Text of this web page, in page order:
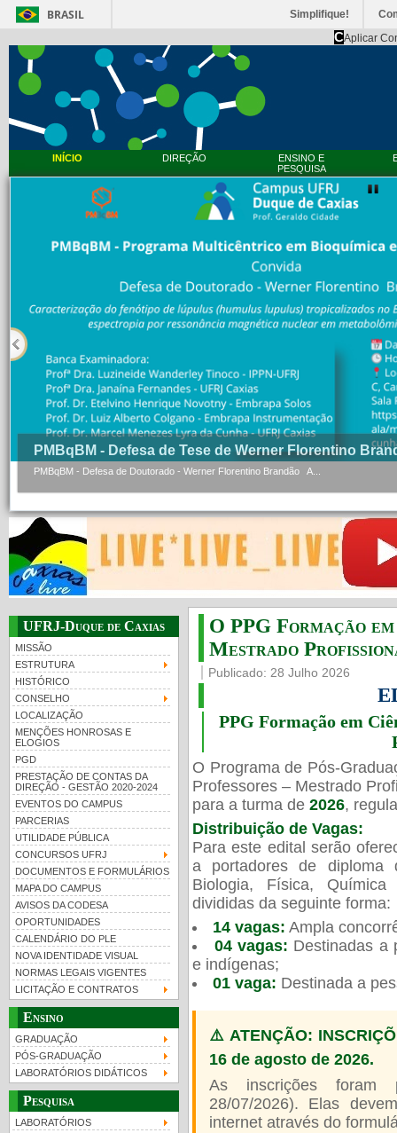
BRASIL Simplifique!
CAplicar
INÍCIO DIREÇÃO
ENSINO E
PESQUISA
PMBqBM - Defesa de Tese de Werner Florentino
PMBqBM - Defesa de Doutorado - Werner Florentino Brandão A...
UFRJ-Duque de Caxias
MISSÃO
ESTRUTURA
HISTÓRICO
CONSELHO
LOCALIZAÇÃO
MENÇÕES HONROSAS E
ELOGIOS
PGD
PRESTAÇÃO DE CONTAS DA
DIREÇÃO - GESTÃO 2020-2024
EVENTOS DO CAMPUS
PARCERIAS
UTILIDADE PÚBLICA
CONCURSOS UFRJ
DOCUMENTOS E FORMULÁRIOS
MAPA DO CAMPUS
AVISOS DA CODESA
OPORTUNIDADES
CALENDÁRIO DO PLE
NOVA IDENTIDADE VISUAL
NORMAS LEGAIS VIGENTES
LICITAÇÃO E CONTRATOS
Ensino
GRADUAÇÃO
PÓS-GRADUAÇÃO
LABORATÓRIOS DIDÁTICOS
Pesquisa
LABORATÓRIOS
O PPG Formação
Mestrado
Publicado: 28 Julho 2026
PPG Formação em
O Programa de Pós-
Professores – Mestrado
para a turma de 2026,
Distribuição de Vagas:
Para este edital serão
a portadores de diploma
Biologia, Física,
divididas da seguinte forma:
14 vagas: Ampla
04 vagas: Destinadas a
e indígenas;
01 vaga: Destinada a
⚠️ ATENÇÃO:
16 de agosto de 2026.
As inscrições foram
28/07/2026). Elas
internet através do
UFRJ 100 anos